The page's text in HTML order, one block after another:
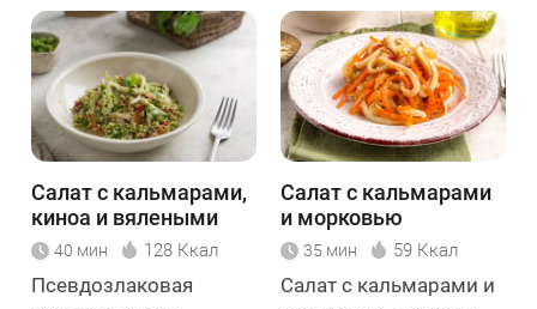
Салат с кальмарами,
киноа и вялеными
томатами
40 мин 128 Ккал
Псевдозлаковая
Салат с кальмарами
и морковью
35 мин 59 Ккал
Салат с кальмарами и